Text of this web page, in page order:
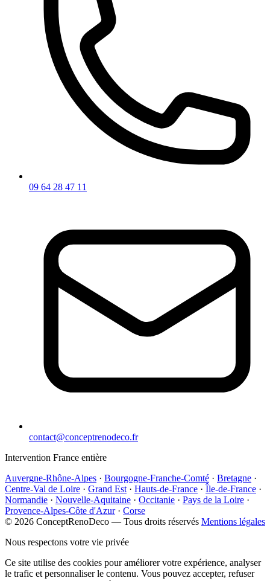
09 64 28 47 11
contact@conceptrenodeco.fr
Intervention France entière
Auvergne-Rhône-Alpes · Bourgogne-Franche-Comté · Bretagne ·
Centre-Val de Loire · Grand Est · Hauts-de-France · Île-de-France ·
Normandie · Nouvelle-Aquitaine · Occitanie · Pays de la Loire ·
Provence-Alpes-Côte d'Azur · Corse
© 2026 ConceptRenoDeco — Tous droits réservés Mentions légales
Nous respectons votre vie privée
Ce site utilise des cookies pour améliorer votre expérience, analyser
le trafic et personnaliser le contenu. Vous pouvez accepter, refuser